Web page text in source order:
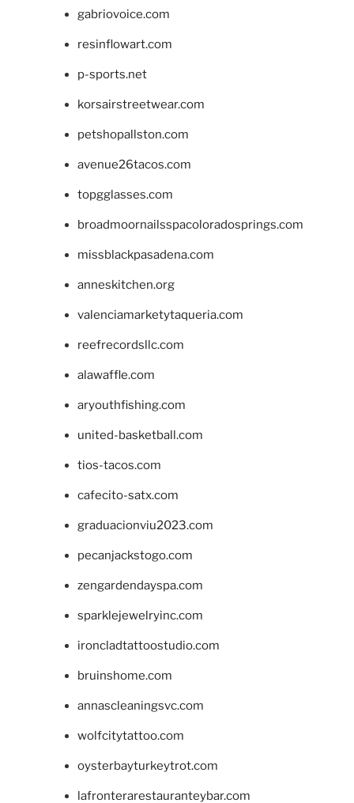
gabriovoice.com
resinflowart.com
p-sports.net
korsairstreetwear.com
petshopallston.com
avenue26tacos.com
topgglasses.com
broadmoornailsspacoloradosprings.com
missblackpasadena.com
anneskitchen.org
valenciamarketytaqueria.com
reefrecordsllc.com
alawaffle.com
aryouthfishing.com
united-basketball.com
tios-tacos.com
cafecito-satx.com
graduacionviu2023.com
pecanjackstogo.com
zengardendayspa.com
sparklejewelryinc.com
ironcladtattoostudio.com
bruinshome.com
annascleaningsvc.com
wolfcitytattoo.com
oysterbayturkeytrot.com
lafronterarestauranteybar.com